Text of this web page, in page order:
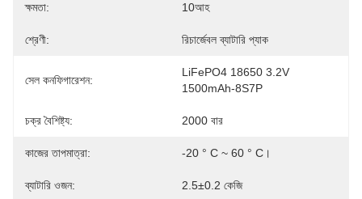
ক্ষমতা: 10আহ
শ্রেণী: রিচার্জেবল ব্যাটারি প্যাক
সেল কনফিগারেশন:
LiFePO4 18650 3.2V
1500mAh-8S7P
চক্র বৈশিষ্ট্য: 2000 বার
কাজের তাপমাত্রা: -20 ° C ~ 60 ° C।
ব্যাটারি ওজন: 2.5±0.2 কেজি